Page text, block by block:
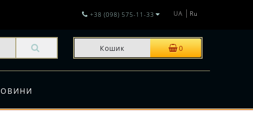
+38 (098) 575-11-33 UA Ru
Кошик 0